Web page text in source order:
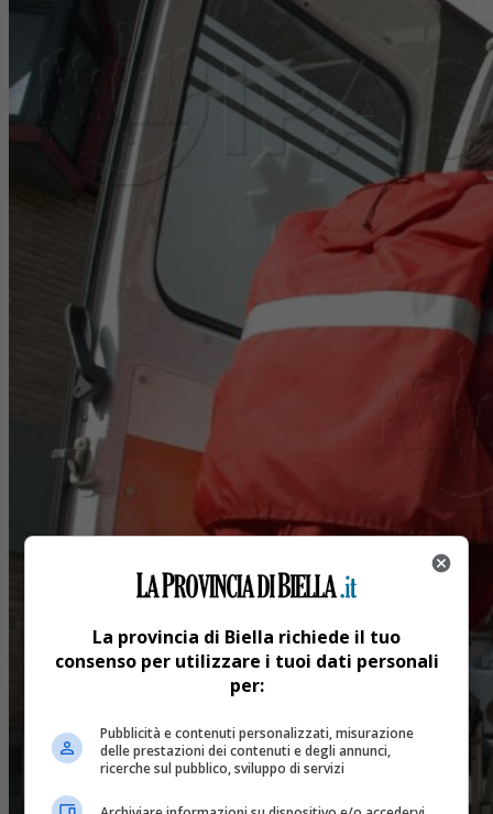
La provincia di Biella richiede il tuo
consenso per utilizzare i tuoi dati personali
per:
Pubblicità e contenuti personalizzati, misurazione
delle prestazioni dei contenuti e degli annunci,
ricerche sul pubblico, sviluppo di servizi